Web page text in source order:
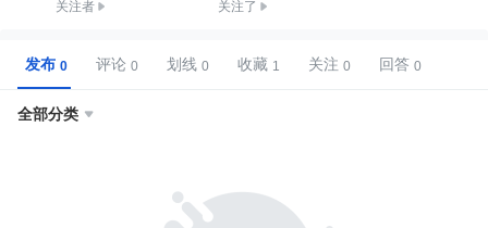
关注者 关注了
发布 评论 划线 收藏 关注 回答
全部分类 